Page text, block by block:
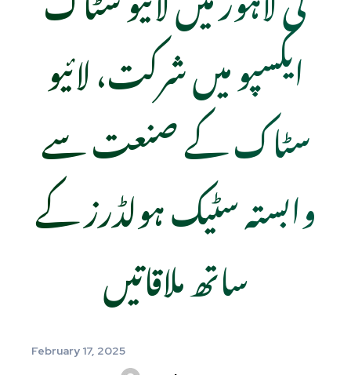
ایکسپو میں شرکت، لائیو
سٹاک کے صنعت سے
وابستہ سٹیک ہولڈرز کے
ساتھ ملاقاتیں
February 17, 2025